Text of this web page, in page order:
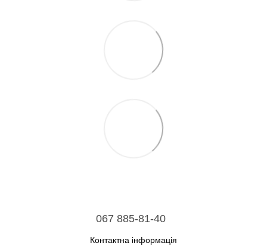
067 885-81-40
Контактна інформація